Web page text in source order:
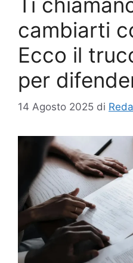
cambiarti
Ecco il
per
14 Agosto 2025 di